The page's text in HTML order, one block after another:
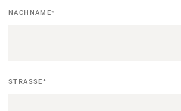
NACHNAME*
STRASSE *